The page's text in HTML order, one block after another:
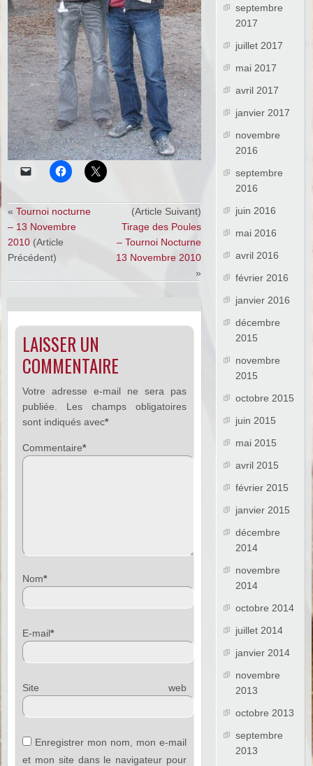
«Tournoi nocturne
– 13 Novembre
2010 (Article
Précédent)
(Article Suivant)
Tirage des Poules
– Tournoi Nocturne
13 Novembre 2010
»
LAISSER UN
COMMENTAIRE
Votre adresse e-mail ne sera pas
publiée.
Les champs obligatoires
sont indiqués avec*
Commentaire*
Nom*
E-mail*
Site web
Enregistrer mon nom, mon e-mail
et mon site dans le navigateur pour
septembre
2017
juillet 2017
mai 2017
avril 2017
janvier 2017
novembre
2016
septembre
2016
juin 2016
mai 2016
avril 2016
février 2016
janvier 2016
décembre
2015
novembre
2015
octobre 2015
juin 2015
mai 2015
avril 2015
février 2015
janvier 2015
décembre
2014
novembre
2014
octobre 2014
juillet 2014
janvier 2014
novembre
2013
octobre 2013
septembre
2013